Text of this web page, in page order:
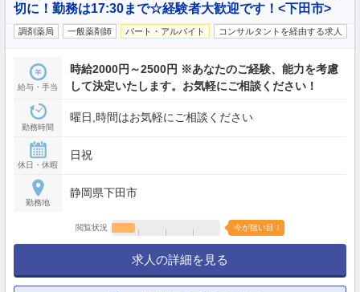
切に！勤務は17:30まで☆経験者大歓迎です！<下田市>
調剤薬局 一般薬剤師 パート・アルバイト コンサルタントを経由する求人
給与・手当
時給2000円～2500円 ※あなたのご経験、能力を考慮
して決定いたします。お気軽にご相談ください！
勤務時間
曜日,時間はお気軽にご相談ください
休日・休暇
日祝
勤務地
静岡県下田市
閲覧状況 今が狙い目！
求人の詳細を見る